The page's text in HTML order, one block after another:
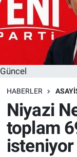
Güncel
HABERLER
Niyazi
toplam
isteniyor